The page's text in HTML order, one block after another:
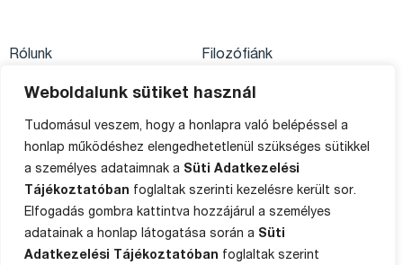
Weboldalunk sütiket használ
Tudomásul veszem, hogy a honlapra való belépéssel a
honlap működéshez elengedhetetlenül szükséges sütikkel
a személyes adataimnak a Süti Adatkezelési
Tájékoztatóban foglaltak szerinti kezelésre került sor.
Elfogadás gombra kattintva hozzájárul a személyes
adatainak a honlap látogatása során a Süti
Adatkezelési Tájékoztatóban foglaltak szerint
Rólunk
Private Banking
Ügyféltájékoztató
Sütik
Filozófiánk
Impresszum
Média
Panaszkezelés
Oldaltérkép